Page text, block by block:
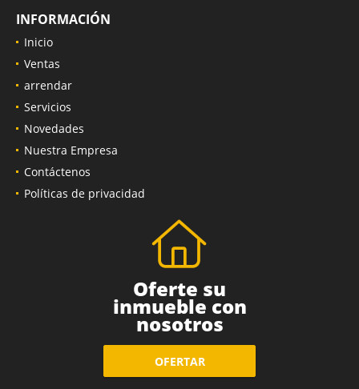
INFORMACIÓN
Inicio
Ventas
arrendar
Servicios
Novedades
Nuestra Empresa
Contáctenos
Políticas de privacidad
Oferte su
inmueble con
nosotros
OFERTAR